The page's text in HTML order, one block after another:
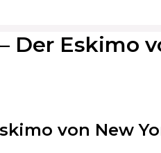
Der Eskimo
von New